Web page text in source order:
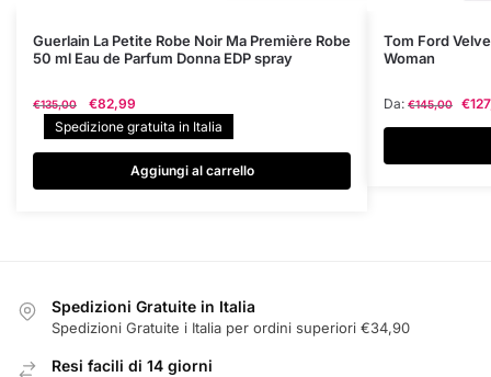
Guerlain La Petite Robe Noir Ma Première Robe
50 ml Eau de Parfum Donna EDP spray
€135,00
Il
prezzo
originale
€135,00.
€82,99
prezzo
attuale
è:
€82,99.
Spedizione gratuita in Italia
Aggiungi al carrello
Tom Ford
Woman
Da: €145,00 €
Questo
prodotto
Le
pagina
Spedizioni Gratuite in Italia
Spedizioni Gratuite i Italia per ordini superiori €34,90
Resi facili di 14 giorni